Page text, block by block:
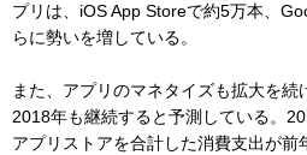
プリは、iOS App Storeで約5万本、
らに勢いを増している。
また、アプリのマネタイズも拡大を
2018年も継続すると予測している。
アプリストアを合計した消費支出が前